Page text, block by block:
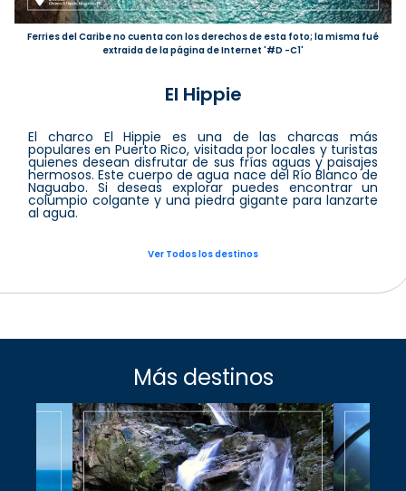
Ferries del Caribe no cuenta con los derechos de esta foto; la misma fué
extraida de la página de Internet '#D -C1'
El Hippie
El charco El Hippie es una de las charcas más
populares en Puerto Rico, visitada por locales y turistas
quienes desean disfrutar de sus frías aguas y paisajes
hermosos. Este cuerpo de agua nace del Río Blanco de
Naguabo. Si deseas explorar puedes encontrar un
columpio colgante y una piedra gigante para lanzarte
al agua.
Ver Todos los destinos
Más destinos